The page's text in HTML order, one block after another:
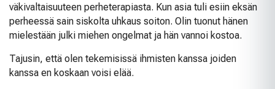
väkivaltaisuuteen perheterapiasta. Kun asia tuli esiin eksän
perheessä sain siskolta uhkaus soiton. Olin tuonut hänen
mielestään julki miehen ongelmat ja hän vannoi kostoa.
Tajusin, että olen tekemisissä ihmisten kanssa joiden
kanssa en koskaan voisi elää.